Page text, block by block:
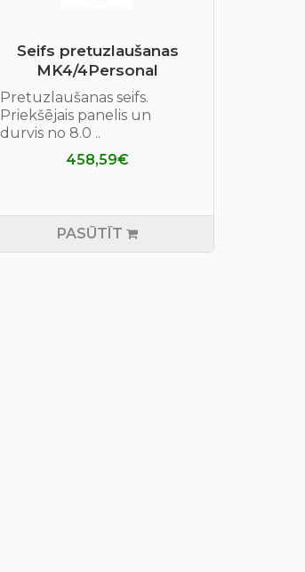
Seifs pretuzlaušanas
МK4/4Personal
Pretuzlaušanas seifs.
Priekšējais panelis un
durvis no 8.0 ..
458,59€
PASŪTĪT